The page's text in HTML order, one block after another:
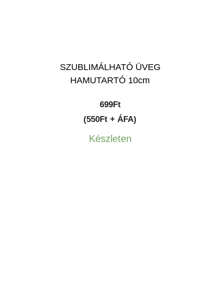
SZUBLIMÁLHATÓ ÜVEG
HAMUTARTÓ 10cm
699Ft
(550Ft + ÁFA)
Készleten